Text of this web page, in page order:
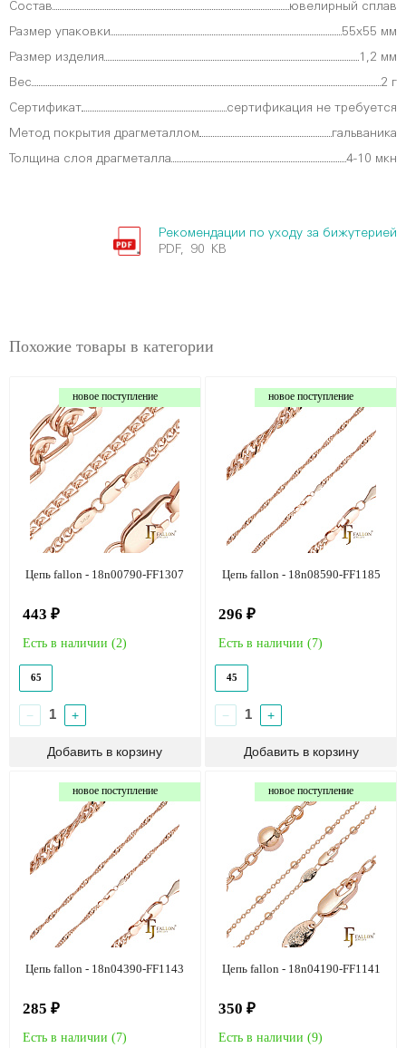
Состав ювелирный сплав
Размер упаковки 55х55 мм
Размер изделия 1,2 мм
Вес 2 г
Сертификат сертификация не требуется
Метод покрытия драгметаллом гальваника
Толщина слоя драгметалла 4-10 мкн
Рекомендации по уходу за бижутерией
PDF, 90 KB
Похожие товары в категории
новое поступление
Цепь fallon - 18n00790-FF1307
443 ₽
Есть в наличии (2)
65
− +
новое поступление
Цепь fallon - 18n08590-FF1185
296 ₽
Есть в наличии (7)
45
− +
новое поступление
Цепь fallon - 18n04390-FF1143
285 ₽
Есть в наличии (7)
новое поступление
Цепь fallon - 18n04190-FF1141
350 ₽
Есть в наличии (9)